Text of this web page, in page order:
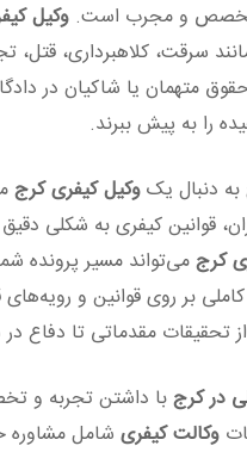
و مجرب است. وکیل
سرقت، کلاهبرداری، قتل،
حقوق متهمان یا شاکیان در
را به پیش ببرند.
دنبال یکوکیل کیفری کرج
قوانین کیفری به شکلی
کرجمی‌تواند مسیر پرونده
بر روی قوانین و
تحقیقات مقدماتی تا دفاع در
در کرجبا داشتن تجربه و
وکالت کیفری شامل مشاوره